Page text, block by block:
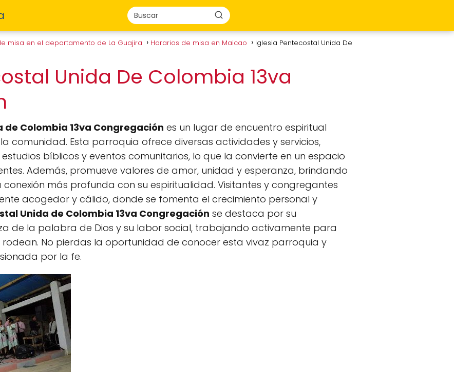
misa en el departamento de La Guajira Horarios de misa en Maicao
Iglesia Pentecostal Unida De
Unida De Colombia 13va
Colombia 13va Congregación es un lugar de encuentro espiritual
comunidad. Esta parroquia ofrece diversas actividades y servicios,
bíblicos y eventos comunitarios, lo que la convierte en un espacio
Además, promueve valores de amor, unidad y esperanza, brindando
más profunda con su espiritualidad. Visitantes y congregantes
acogedor y cálido, donde se fomenta el crecimiento personal y
Unida de Colombia 13va Congregación se destaca por su
de la palabra de Dios y su labor social, trabajando activamente para
No pierdas la oportunidad de conocer esta vivaz parroquia y
por la fe.